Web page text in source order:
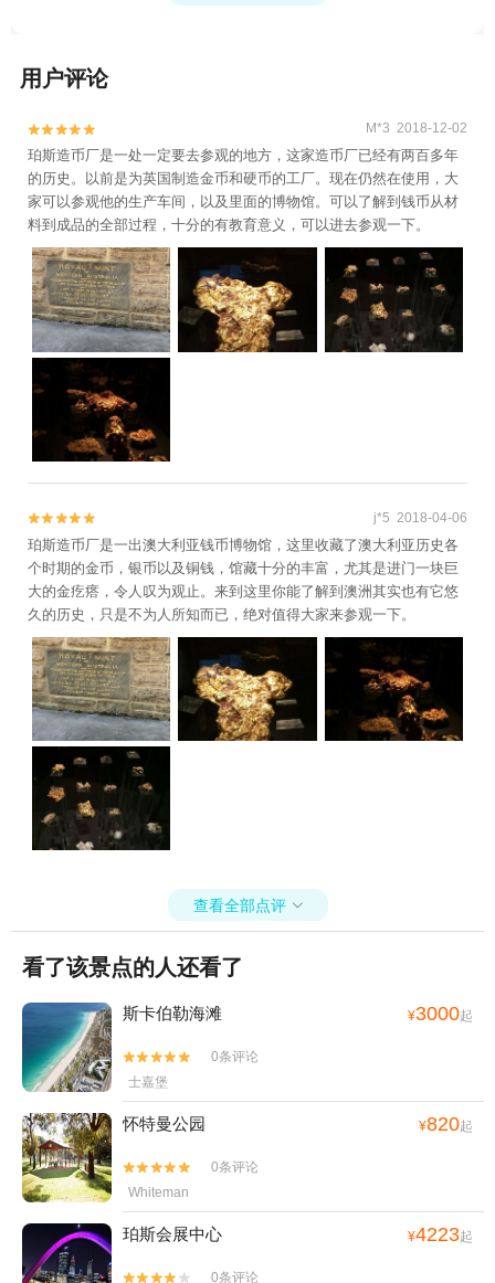
用户评论

 M*3 2018-12-02
珀斯造币厂是一处一定要去参观的地方，这家造币厂已经有两百多年
的历史。以前是为英国制造金币和硬币的工厂。现在仍然在使用，大
家可以参观他的生产车间，以及里面的博物馆。可以了解到钱币从材
料到成品的全部过程，十分的有教育意义，可以进去参观一下。

 j*5 2018-04-06
珀斯造币厂是一出澳大利亚钱币博物馆，这里收藏了澳大利亚历史各
个时期的金币，银币以及铜钱，馆藏十分的丰富，尤其是进门一块巨
大的金疙瘩，令人叹为观止。来到这里你能了解到澳洲其实也有它悠
久的历史，只是不为人所知而已，绝对值得大家来参观一下。
查看全部点评 
看了该景点的人还看了
斯卡伯勒海滩 ¥3000起


0条评论
士嘉堡
怀特曼公园 ¥820起


0条评论
Whiteman
珀斯会展中心 ¥4223起

 0条评论